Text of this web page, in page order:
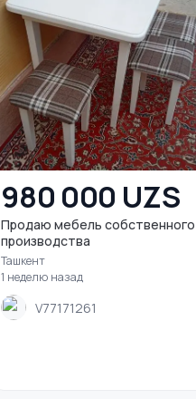
980 000 UZS
Продаю мебель собственного
производства
Ташкент
1 неделю назад
V77171261